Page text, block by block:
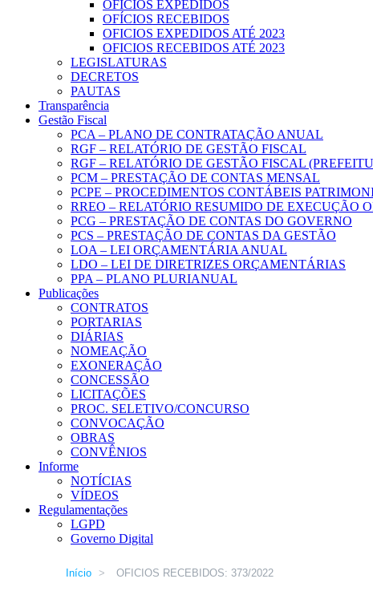
OFICIOS EXPEDIDOS
OFÍCIOS RECEBIDOS
OFICIOS EXPEDIDOS ATÉ 2023
OFICIOS RECEBIDOS ATÉ 2023
LEGISLATURAS
DECRETOS
PAUTAS
Transparência
Gestão Fiscal
PCA – PLANO DE CONTRATAÇÃO ANUAL
RGF – RELATÓRIO DE GESTÃO FISCAL
RGF – RELATÓRIO DE GESTÃO FISCAL
PCM – PRESTAÇÃO DE CONTAS MENSAL
PCPE – PROCEDIMENTOS CONTÁBEIS
RREO – RELATÓRIO RESUMIDO DE EXECUÇÃO
PCG – PRESTAÇÃO DE CONTAS DO GOVERNO
PCS – PRESTAÇÃO DE CONTAS DA GESTÃO
LOA – LEI ORÇAMENTÁRIA ANUAL
LDO – LEI DE DIRETRIZES ORÇAMENTÁRIAS
PPA – PLANO PLURIANUAL
Publicações
CONTRATOS
PORTARIAS
DIÁRIAS
NOMEAÇÃO
EXONERAÇÃO
CONCESSÃO
LICITAÇÕES
PROC. SELETIVO/CONCURSO
CONVOCAÇÃO
OBRAS
CONVÊNIOS
Informe
NOTÍCIAS
VÍDEOS
Regulamentações
LGPD
Governo Digital
Início > OFICIOS RECEBIDOS: 373/2022